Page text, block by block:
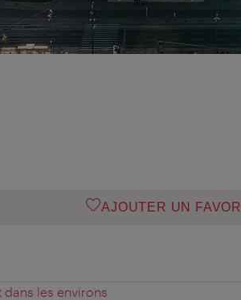
AJOUTER UN FAVORI
dans les environs